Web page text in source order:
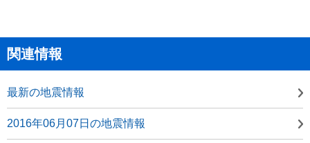
関連情報
最新の地震情報
2016年06月07日の地震情報